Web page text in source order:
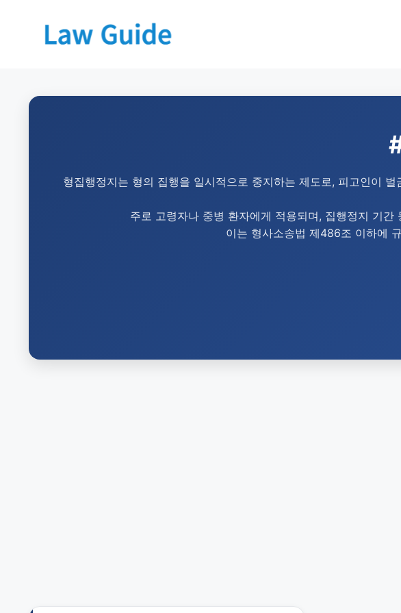
형집행정지는 형의 집행을 일시적으로 중지하는 제도로, 피고인이
주로 고령자나 중병 환자에게 적용되며, 집행정지 기
이는 형사소송법 제486조 이하에